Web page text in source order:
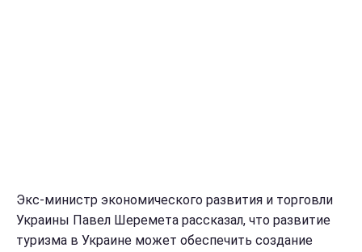
Экс-министр экономического развития и торговли
Украины Павел Шеремета рассказал, что развитие
туризма в Украине может обеспечить создание